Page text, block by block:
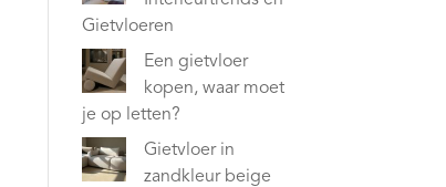
Gietvloeren
Een gietvloer
kopen, waar moet
je op letten?
Gietvloer in
zandkleur beige